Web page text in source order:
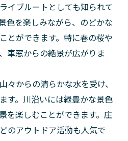
イブルートとしても知られて
色を楽しみながら、のどかな
とができます。特に春の桜や
車窓からの絶景が広がりま
々からの清らかな水を受け、
す。川沿いには緑豊かな景色
を楽しむことができます。庄
のアウトドア活動も人気で